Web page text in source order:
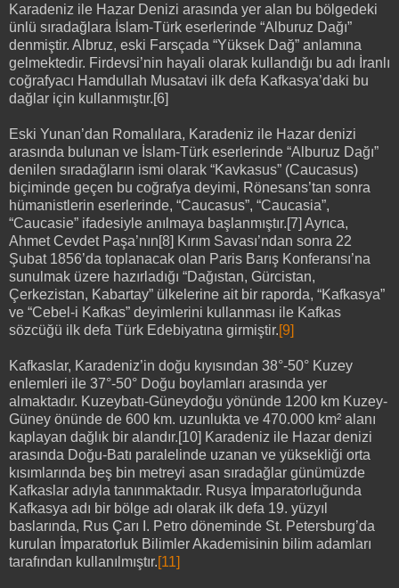
Karadeniz ile Hazar Denizi arasında yer alan bu bölgedeki
ünlü sıradağlara İslam-Türk eserlerinde “Alburuz Dağı”
denmiştir. Albruz, eski Farsçada “Yüksek Dağ” anlamına
gelmektedir. Firdevsi’nin hayali olarak kullandığı bu adı İranlı
coğrafyacı Hamdullah Musatavi ilk defa Kafkasya’daki bu
dağlar için kullanmıştır.[6]
Eski Yunan’dan Romalılara, Karadeniz ile Hazar denizi
arasında bulunan ve İslam-Türk eserlerinde “Alburuz Dağı”
denilen sıradağların ismi olarak “Kavkasus” (Caucasus)
biçiminde geçen bu coğrafya deyimi, Rönesans’tan sonra
hümanistlerin eserlerinde, “Caucasus”, “Caucasia”,
“Caucasie” ifadesiyle anılmaya başlanmıştır.[7] Ayrıca,
Ahmet Cevdet Paşa’nın[8] Kırım Savası’ndan sonra 22
Şubat 1856’da toplanacak olan Paris Barış Konferansı’na
sunulmak üzere hazırladığı “Dağıstan, Gürcistan,
Çerkezistan, Kabartay” ülkelerine ait bir raporda, “Kafkasya”
ve “Cebel-i Kafkas” deyimlerini kullanması ile Kafkas
sözcüğü ilk defa Türk Edebiyatına girmiştir.[9]
Kafkaslar, Karadeniz’in doğu kıyısından 38°-50° Kuzey
enlemleri ile 37°-50° Doğu boylamları arasında yer
almaktadır. Kuzeybatı-Güneydoğu yönünde 1200 km Kuzey-
Güney önünde de 600 km. uzunlukta ve 470.000 km² alanı
kaplayan dağlık bir alandır.[10] Karadeniz ile Hazar denizi
arasında Doğu-Batı paralelinde uzanan ve yüksekliği orta
kısımlarında beş bin metreyi asan sıradağlar günümüzde
Kafkaslar adıyla tanınmaktadır. Rusya İmparatorluğunda
Kafkasya adı bir bölge adı olarak ilk defa 19. yüzyıl
baslarında, Rus Çarı I. Petro döneminde St. Petersburg’da
kurulan İmparatorluk Bilimler Akademisinin bilim adamları
tarafından kullanılmıştır.[11]